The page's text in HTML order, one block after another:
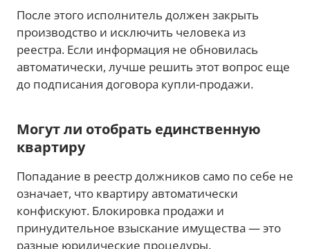
После этого исполнитель должен закрыть
производство и исключить человека из
реестра. Если информация не обновилась
автоматически, лучше решить этот вопрос еще
до подписания договора купли-продажи.
Могут ли отобрать единственную
квартиру
Попадание в реестр должников само по себе не
означает, что квартиру автоматически
конфискуют. Блокировка продажи и
принудительное взыскание имущества — это
разные юридические процедуры.